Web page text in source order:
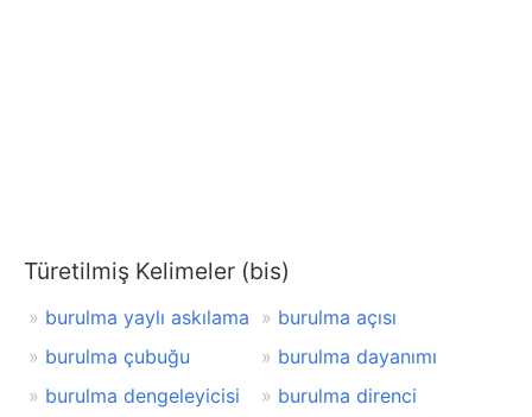
Türetilmiş Kelimeler (bis)
burulma yaylı askılama
burulma açısı
burulma çubuğu
burulma dayanımı
burulma dengeleyicisi
burulma direnci